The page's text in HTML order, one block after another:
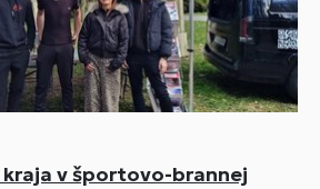
v športovo-brannej